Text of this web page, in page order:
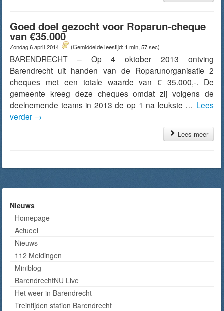
Goed doel gezocht voor Roparun-cheque
van €35.000
Zondag 6 april 2014 (Gemiddelde leestijd: 1 min, 57 sec)
BARENDRECHT – Op 4 oktober 2013 ontving
Barendrecht uit handen van de Roparunorganisatie 2
cheques met een totale waarde van € 35.000,-. De
gemeente kreeg deze cheques omdat zij volgens de
deelnemende teams in 2013 de op 1 na leukste … Lees
verder →
Lees meer
Nieuws
Homepage
Actueel
Nieuws
112 Meldingen
Miniblog
BarendrechtNU Live
Het weer in Barendrecht
Treintijden station Barendrecht